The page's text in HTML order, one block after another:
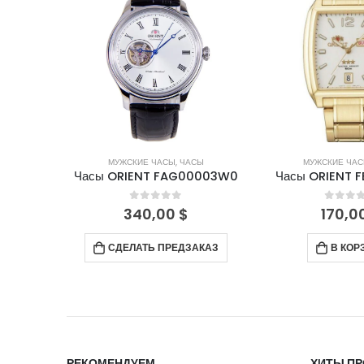
МУЖСКИЕ ЧАСЫ, ЧАСЫ
Часы ORIENT FEMBD001W
0 out of 5
170,00 $
В КОРЗИНУ
МУЖСКИЕ
Часы ORIENT
0out